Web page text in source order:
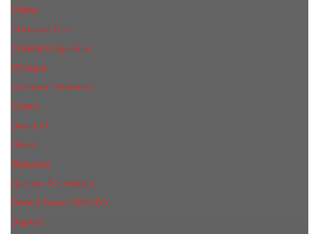
Chloe
Christian Dior
Christina Aguilera
Сliniquе
Costume National
Creed
Davidoff
Diesel
Diptyque
Дольче & Габбана
Donna Karan (DKNY)
Dupont